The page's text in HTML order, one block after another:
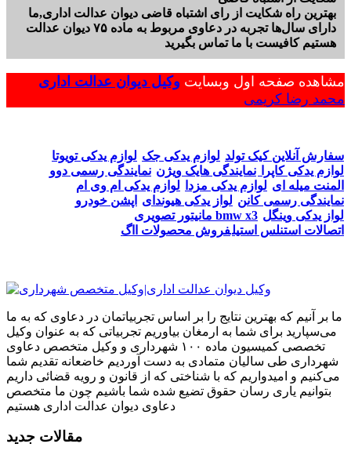
بهترین راه شکایت از رای اشتباه قاضی دیوان عدالت اداری,ما
دارای سال‌ها تجربه در دعاوی مربوط به ماده ۷۵ دیوان عدالت
هستیم کافیست با ما تماس بگیرید
مشاهده صفحه اول وبسایت وکیل دیوان عدالت اداری
محمد رضا کریمی
سفارش آنلاین کیک تولد لوازم یدکی جک لوازم یدکی تویوتا
لوازم یدکی کاپرا
نمایندگی هایک ویژن نمایندگی رسمی دوو
المنت میله ای لوازم یدکی مزدا
لوازم یدکی ام وی ام
نمایندگی رسمی کانن لواز یدکی هیوندای
اپشن خودرو
مانیتور تصویری bmw x3 لواز یدکی وینگل
اتصالات استنلس استیلفروش محصولات ااگ
ما بر آنیم که بهترین نتایج را بر اساس تجربیاتمان در دعاوی که به ما
می‌سپارید برای شما به ارمغان بیاوریم تجربیاتی که به عنوان وکیل
تخصصی کمیسیون ماده ۱۰۰ شهرداری و وکیل متخصص دعاوی
شهرداری طی سالیان متمادی به دست آوردیم خاضعانه تقدیم شما
می‌کنیم و امیدواریم که با شناختی که از قانون و رویه قضائی داریم
بتوانیم یاری رسان حقوق تضیع شده شما باشیم چون ما متخصص
دعاوی دیوان عدالت اداری هستیم
مقالات جدید